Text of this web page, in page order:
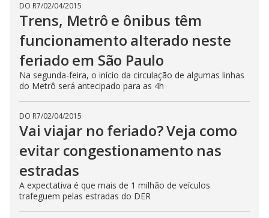
DO R7/02/04/2015
Trens, Metrô e ônibus têm
funcionamento alterado neste
feriado em São Paulo
Na segunda-feira, o início da circulação de algumas linhas
do Metrô será antecipado para as 4h
DO R7/02/04/2015
Vai viajar no feriado? Veja como
evitar congestionamento nas
estradas
A expectativa é que mais de 1 milhão de veículos
trafeguem pelas estradas do DER